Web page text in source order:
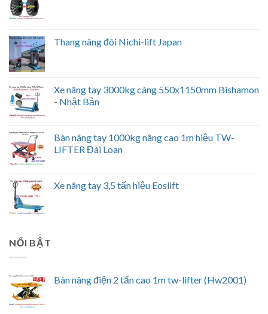
Thang nâng đôi Nichi-lift Japan
Xe nâng tay 3000kg càng 550x1150mm Bishamon
- Nhật Bản
Bàn nâng tay 1000kg nâng cao 1m hiệu TW-
LIFTER Đài Loan
Xe nâng tay 3,5 tấn hiệu Eoslift
NỔI BẬT
Bàn nâng điện 2 tấn cao 1m tw-lifter (Hw2001)